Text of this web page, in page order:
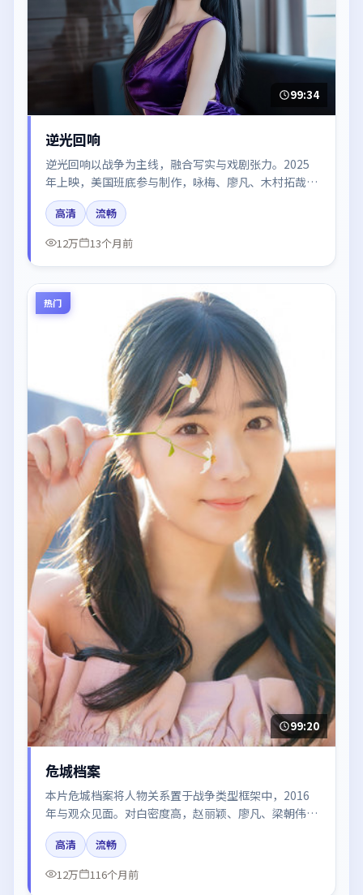
99:34
逆光回响
逆光回响以战争为主线，融合写实与戏剧张力。2025
年上映，美国班底参与制作，咏梅、廖凡、木村拓哉、
河正宇在片中呈现细腻表演，影像风格统一，配乐与剪
辑强化了情绪曲线。
高清
流畅
12万
13个月前
热门
99:20
危城档案
本片危城档案将人物关系置于战争类型框架中，2016
年与观众见面。对白密度高，赵丽颖、廖凡、梁朝伟、
咏梅、刘亦菲的台词节奏值得关注；整体气质偏日本都
市与冷色调摄影。
高清
流畅
12万
116个月前